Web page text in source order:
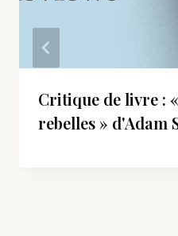
Critique de livre :
rebelles » d'Adam